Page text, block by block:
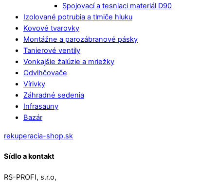
Spojovací a tesniaci materiál D90
Izolované potrubia a tlmiče hluku
Kovové tvarovky
Montážne a parozábranové pásky
Tanierové ventily
Vonkajšie žalúzie a mriežky
Odvlhčovače
Vírivky
Záhradné sedenia
Infrasauny
Bazár
rekuperacia-shop.sk
Sídlo a kontakt
RS-PROFI, s.r.o,